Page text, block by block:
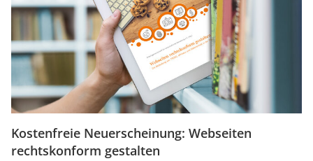
Kostenfreie Neuerscheinung: Webseiten
rechtskonform gestalten